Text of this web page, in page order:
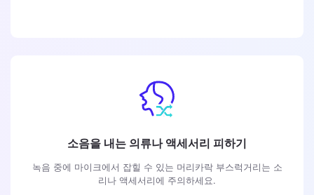
소음을 내는 의류나 액세서리 피하기
녹음 중에 마이크에서 잡힐 수 있는 머리카락 부스럭거리는 소
리나 액세서리에 주의하세요.